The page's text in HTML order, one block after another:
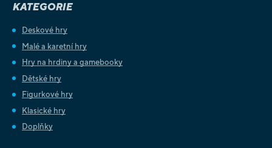
KATEGORIE
Deskové hry
Malé a karetní hry
Hry na hrdiny a gamebooky
Dětské hry
Figurkové hry
Klasické hry
Doplňky